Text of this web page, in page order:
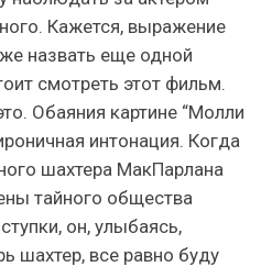
Кажется, выражение
назвать еще одной
смотреть этот фильм.
Обаяния картине “Молли
интонация. Когда
шахтера МакПарлана
тайного общества
он, улыбаясь,
шахтер, все равно буду